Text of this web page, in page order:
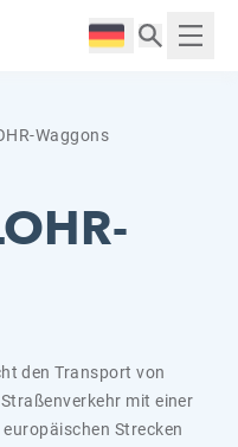
Langue :
Waggons
den Transport von
mit einer
Strecken